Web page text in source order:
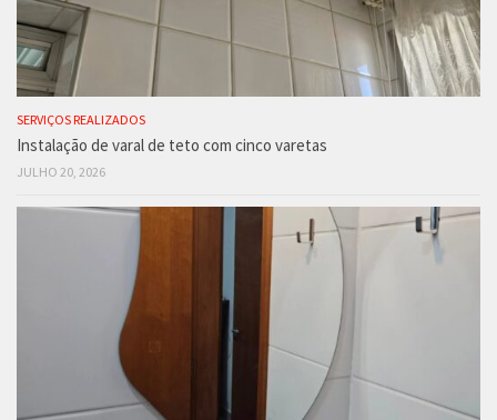
SERVIÇOS REALIZADOS
Instalação de varal de teto com cinco varetas
JULHO 20, 2026